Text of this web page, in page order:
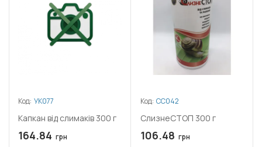
Код: УК077
Капкан від слимаків 300 г
164.84 грн
Код: СС042
СлизнеСТОП 300 г
106.48 грн